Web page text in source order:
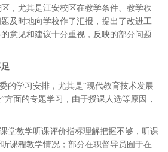
，尤其是江安校区在教学条件、教学秩
及时地向学校作了汇报，提出了改进工
意见和建议十分重视，反映的部分问题
的学习安排，尤其是“现代教育技术发展
方面的专题学习，由于授课人选等原因，
堂教学听课评价指标理解把握不够，听课
课程教学情况；部分在职督导员囿于在